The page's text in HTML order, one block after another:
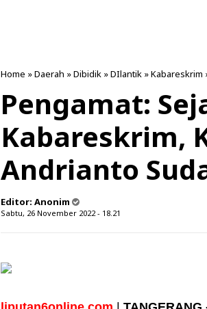
Home »Daerah »Dibidik »DIlantik »Kabareskrim
Pengamat:
Kabareskrim,
Andrianto
Editor: Anonim
Sabtu, 26 November 2022 - 18.21